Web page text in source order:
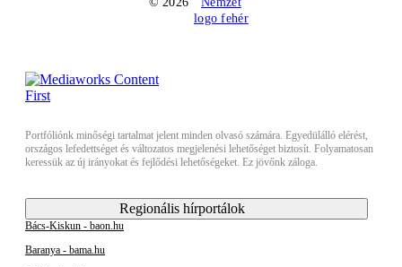
Portfóliónk minőségi tartalmat jelent minden olvasó számára. Egyedülálló elérést,
országos lefedettséget és változatos megjelenési lehetőséget biztosít. Folyamatosan
keressük az új irányokat és fejlődési lehetőségeket. Ez jövőnk záloga.
Regionális hírportálok
Bács-Kiskun - baon.hu
Baranya - bama.hu